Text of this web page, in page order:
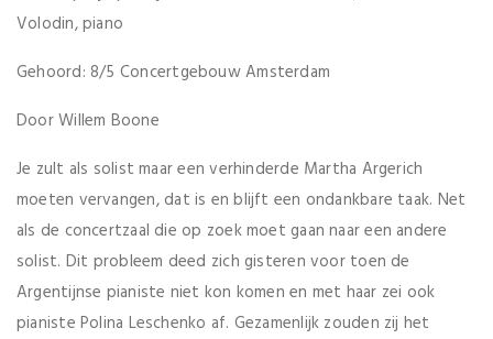
Volodin, piano
Gehoord: 8/5 Concertgebouw Amsterdam
Door Willem Boone
Je zult als solist maar een verhinderde Martha Argerich
moeten vervangen, dat is en blijft een ondankbare taak. Net
als de concertzaal die op zoek moet gaan naar een andere
solist. Dit probleem deed zich gisteren voor toen de
Argentijnse pianiste niet kon komen en met haar zei ook
pianiste Polina Leschenko af. Gezamenlijk zouden zij het